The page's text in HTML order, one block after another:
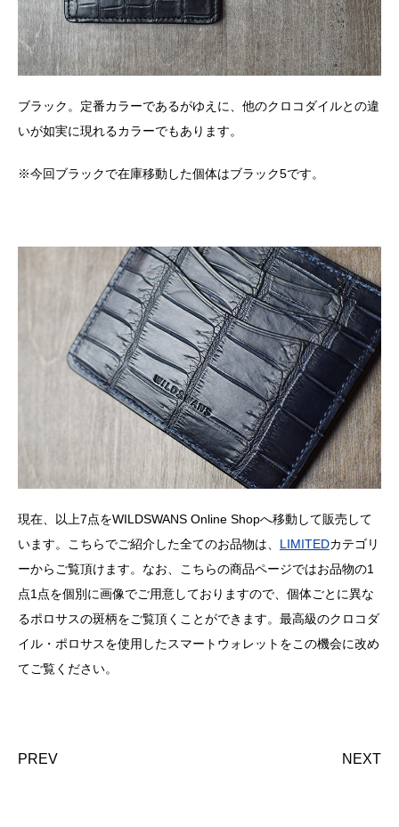
ブラック。定番カラーであるがゆえに、他のクロコダイルとの違
いが如実に現れるカラーでもあります。
※今回ブラックで在庫移動した個体はブラック5です。
現在、以上7点をWILDSWANS Online Shopへ移動して販売して
います。こちらでご紹介した全てのお品物は、 LIMITEDカテゴリ
ーからご覧頂けます。なお、こちらの商品ページではお品物の1
点1点を個別に画像でご用意しておりますので、個体ごとに異な
るポロサスの斑柄をご覧頂くことができます。最高級のクロコダ
イル・ポロサスを使用したスマートウォレットをこの機会に改め
てご覧ください。
PREV NEXT